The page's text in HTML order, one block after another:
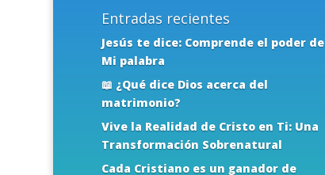
Entradas recientes
Jesús te dice: Comprende el poder de
Mi palabra
📖 ¿Qué dice Dios acerca del
matrimonio?
Vive la Realidad de Cristo en Ti: Una
Transformación Sobrenatural
Cada Cristiano es un ganador de